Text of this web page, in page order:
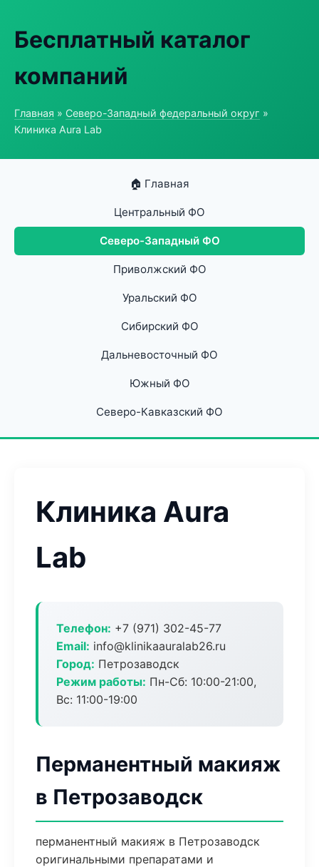
Бесплатный каталог
компаний
Главная » Северо-Западный федеральный округ »
Клиника Aura Lab
🏠 Главная
Центральный ФО
Северо-Западный ФО
Приволжский ФО
Уральский ФО
Сибирский ФО
Дальневосточный ФО
Южный ФО
Северо-Кавказский ФО
Клиника Aura
Lab
Телефон: +7 (971) 302-45-77
Email: info@klinikaauralab26.ru
Город: Петрозаводск
Режим работы: Пн-Сб: 10:00-21:00,
Вс: 11:00-19:00
Перманентный макияж
в Петрозаводск
перманентный макияж в Петрозаводск
оригинальными препаратами и